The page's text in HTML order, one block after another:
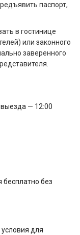
паспорт,
в гостинице
или законного
заверенного
— 12:00
без
для